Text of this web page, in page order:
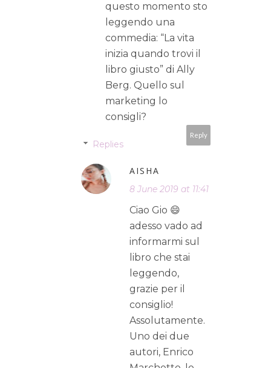
questo momento sto
leggendo una
commedia: “La vita
inizia quando trovi il
libro giusto” di Ally
Berg. Quello sul
marketing lo
consigli?
Reply
Replies
AISHA
8 June 2019 at 11:41
Ciao Gio 😄
adesso vado ad
informarmi sul
libro che stai
leggendo,
grazie per il
consiglio!
Assolutamente.
Uno dei due
autori, Enrico